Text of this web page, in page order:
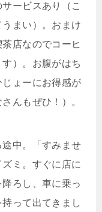
ービスあり（こ
まい）。おまけ
店なのでコーヒ
）。お腹がはち
ょーにお得感が
んもぜひ！）。
中。「すみませ
ミ。すぐに店に
ろし、車に乗っ
って出てきまし